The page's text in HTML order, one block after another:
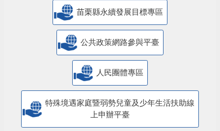
苗栗縣永續發展目標專區
公共政策網路參與平臺
人民團體專區
特殊境遇家庭暨弱勢兒童及少年生活扶助線
上申辦平臺